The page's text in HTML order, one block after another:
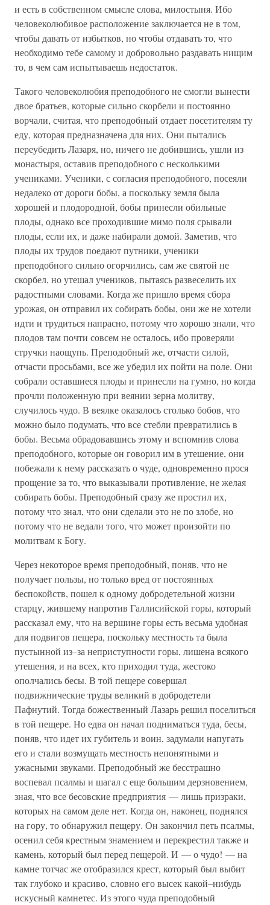
и есть в собственном смысле слова, милостыня. Ибо
человеколюбивое расположение заключается не в том,
чтобы давать от избытков, но чтобы отдавать то, что
необходимо тебе самому и добровольно раздавать нищим
то, в чем сам испытываешь недостаток.
Такого человеколюбия преподобного не смогли вынести
двое братьев, которые сильно скорбели и постоянно
ворчали, считая, что преподобный отдает посетителям ту
еду, которая предназначена для них. Они пытались
переубедить Лазаря, но, ничего не добившись, ушли из
монастыря, оставив преподобного с несколькими
учениками. Ученики, с согласия преподобного, посеяли
недалеко от дороги бобы, а поскольку земля была
хорошей и плодородной, бобы принесли обильные
плоды, однако все проходившие мимо поля срывали
плоды, если их, и даже набирали домой. Заметив, что
плоды их трудов поедают путники, ученики
преподобного сильно огорчились, сам же святой не
скорбел, но утешал учеников, пытаясь развеселить их
радостными словами. Когда же пришло время сбора
урожая, он отправил их собирать бобы, они же не хотели
идти и трудиться напрасно, потому что хорошо знали, что
плодов там почти совсем не осталось, ибо проверяли
стручки наощупь. Преподобный же, отчасти силой,
отчасти просьбами, все же убедил их пойти на поле. Они
собрали оставшиеся плоды и принесли на гумно, но когда
прочли положенную при веянии зерна молитву,
случилось чудо. В веялке оказалось столько бобов, что
можно было подумать, что все стебли превратились в
бобы. Весьма обрадовавшись этому и вспомнив слова
преподобного, которые он говорил им в утешение, они
побежали к нему рассказать о чуде, одновременно прося
прощение за то, что выказывали противление, не желая
собирать бобы. Преподобный сразу же простил их,
потому что знал, что они сделали это не по злобе, но
потому что не ведали того, что может произойти по
молитвам к Богу.
Через некоторое время преподобный, поняв, что не
получает пользы, но только вред от постоянных
беспокойств, пошел к одному добродетельной жизни
старцу, жившему напротив Галлисийской горы, который
рассказал ему, что на вершине горы есть весьма удобная
для подвигов пещера, поскольку местность та была
пустынной из–за неприступности горы, лишена всякого
утешения, и на всех, кто приходил туда, жестоко
ополчались бесы. В той пещере совершал
подвижнические труды великий в добродетели
Пафнутий. Тогда божественный Лазарь решил поселиться
в той пещере. Но едва он начал подниматься туда, бесы,
поняв, что идет их губитель и воин, задумали напугать
его и стали возмущать местность непонятными и
ужасными звуками. Преподобный же бесстрашно
воспевал псалмы и шагал с еще большим дерзновением,
зная, что все бесовские предприятия — лишь призраки,
которых на самом деле нет. Когда он, наконец, поднялся
на гору, то обнаружил пещеру. Он закончил петь псалмы,
осенил себя крестным знамением и перекрестил также и
камень, который был перед пещерой. И — о чудо! — на
камне тотчас же отобразился крест, который был выбит
так глубоко и красиво, словно его высек какой–нибудь
искусный камнетес. Из этого чуда преподобный